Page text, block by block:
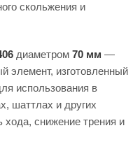
обеспечит плавность
вашей автомойке
скольжения и
диаметром 70 мм —
элемент, изготовленный
использования в
шаттлах и других
хода, снижение трения и